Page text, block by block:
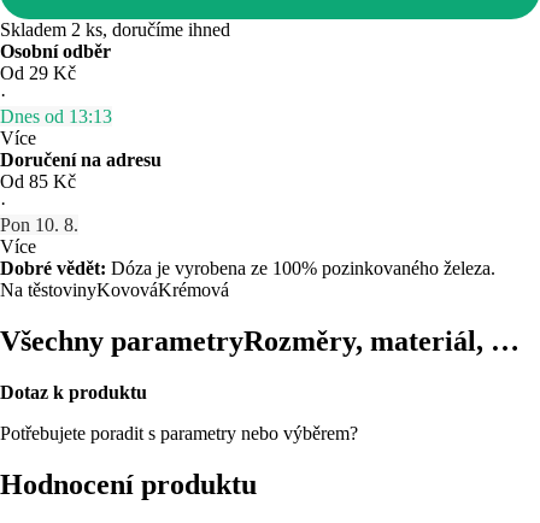
Skladem 2 ks, doručíme ihned
Osobní odběr
Od 29 Kč
·
Dnes od 13:13
Více
Doručení na adresu
Od 85 Kč
·
Pon 10. 8.
Více
Dobré vědět: Dóza je vyrobena ze 100% pozinkovaného železa.
Na těstovinyKovováKrémová
Všechny parametryRozměry, materiál, …
Dotaz k produktu
Potřebujete poradit s parametry nebo výběrem?
Hodnocení produktu